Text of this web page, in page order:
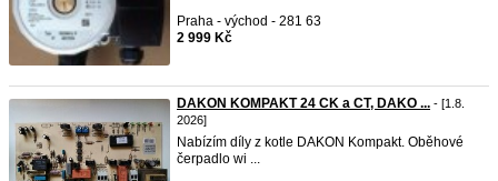
Praha - východ - 281 63
2 999 Kč
DAKON KOMPAKT 24 CK a CT, DAKO ... - [1.8.
2026]
Nabízím díly z kotle DAKON Kompakt. Oběhové
čerpadlo wi ...